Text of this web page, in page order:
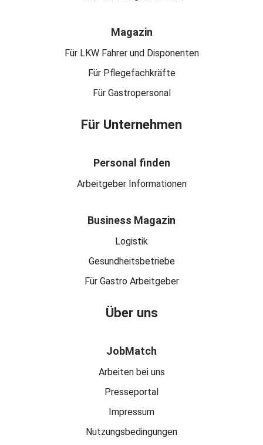
Magazin
Für LKW Fahrer und Disponenten
Für Pflegefachkräfte
Für Gastropersonal
Für Unternehmen
Personal finden
Arbeitgeber Informationen
Business Magazin
Logistik
Gesundheitsbetriebe
Für Gastro Arbeitgeber
Über uns
JobMatch
Arbeiten bei uns
Presseportal
Impressum
Nutzungsbedingungen